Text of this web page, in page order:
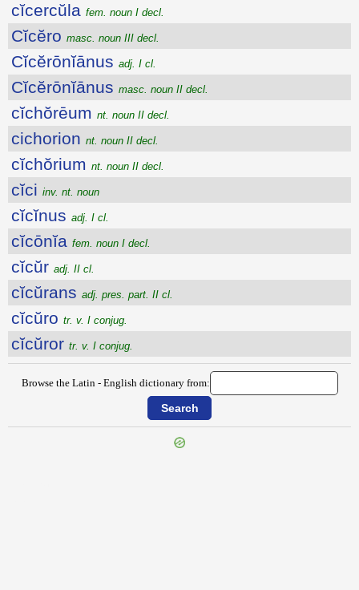
cĭcercŭla fem. noun I decl.
Cĭcĕro masc. noun III decl.
Cĭcĕrōnĭānus adj. I cl.
Cĭcĕrōnĭānus masc. noun II decl.
cĭchŏrēum nt. noun II decl.
cichorion nt. noun II decl.
cĭchŏrium nt. noun II decl.
cĭci inv. nt. noun
cĭcĭnus adj. I cl.
cĭcōnĭa fem. noun I decl.
cĭcŭr adj. II cl.
cĭcŭrans adj. pres. part. II cl.
cĭcŭro tr. v. I conjug.
cĭcŭror tr. v. I conjug.
Browse the Latin - English dictionary from: